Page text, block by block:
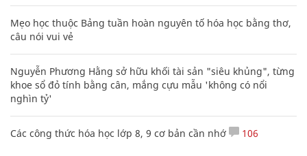
Mẹo học thuộc Bảng tuần hoàn nguyên tố hóa học bằng thơ,
câu nói vui vẻ
Nguyễn Phương Hằng sở hữu khối tài sản "siêu khủng", từng
khoe sổ đỏ tính bằng cân, mắng cựu mẫu 'không có nổi
nghìn tỷ'
Các công thức hóa học lớp 8, 9 cơ bản cần nhớ 106